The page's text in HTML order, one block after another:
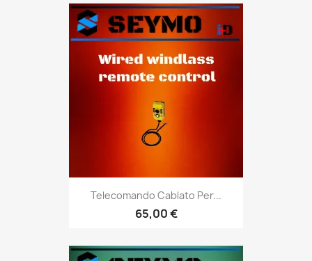
Telecomando Cablato Per...
65,00 €